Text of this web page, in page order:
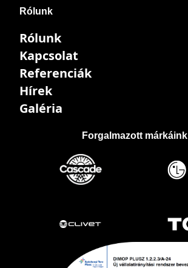
Rólunk
Rólunk
Kapcsolat
Referenciák
Hírek
Galéria
Forgalmazott márkáink